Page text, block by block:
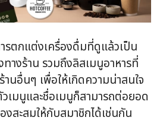
รตกแต่งเครื่องดื่มที่ดูแล้วเป็น
างร้าน รวมถึงลิสเมนูอาหารที่
นอื่นๆ เพื่อให้เกิดความน่าสนใจ
เมนูและชื่อเมนูก็สามารถต่อยอด
สะสมให้กับสมาชิกได้เช่นกัน